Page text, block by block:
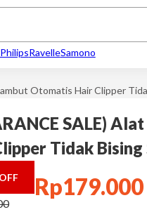
PhilipsRavelleSamono
Otomatis Hair Clipper
SALE)
Tidak
Rp179.000